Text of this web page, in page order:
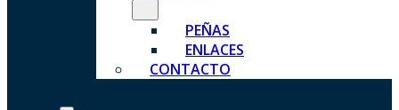
PEÑAS
ENLACES
CONTACTO